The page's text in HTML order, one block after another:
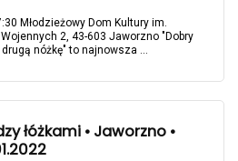
Młodzieżowy Dom Kultury im.
2, 43-603 Jaworzno "Dobry
nóżkę" to najnowsza ...
łóżkami • Jaworzno •